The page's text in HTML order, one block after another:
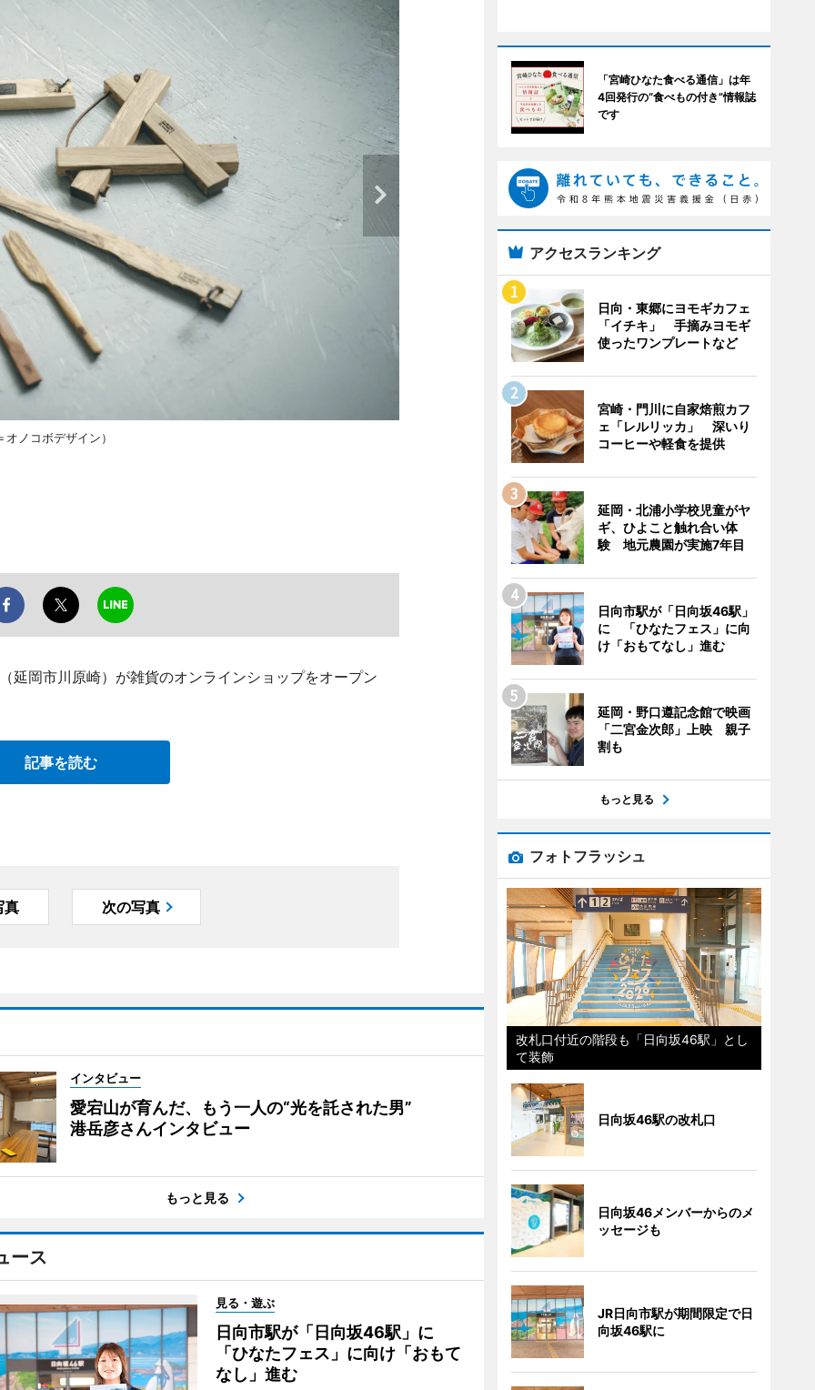
ノコボデザイン）
延岡市川原崎）が雑貨のオンラインショップをオープン
記事を読む
真 次の写真
インタビュー
愛宕山が育んだ、もう一人の“光を託された男”
港岳彦さんインタビュー
もっと見る
ース
見る・遊ぶ
日向市駅が「日向坂46駅」に
「ひなたフェス」に向け「おもて
なし」進む
「宮崎ひなた食べる通信」は年
4回発行の“食べもの付き”情報誌
です
アクセスランキング
日向・東郷にヨモギカフェ
「イチキ」 手摘みヨモギ
使ったワンプレートなど
宮崎・門川に自家焙煎カフ
ェ「レルリッカ」 深いり
コーヒーや軽食を提供
延岡・北浦小学校児童がヤ
ギ、ひよこと触れ合い体
験 地元農園が実施7年目
日向市駅が「日向坂46駅」
に 「ひなたフェス」に向
け「おもてなし」進む
延岡・野口遵記念館で映画
「二宮金次郎」上映 親子
割も
もっと見る
フォトフラッシュ
改札口付近の階段も「日向坂46駅」とし
て装飾
日向坂46駅の改札口
日向坂46メンバーからのメ
ッセージも
JR日向市駅が期間限定で日
向坂46駅に